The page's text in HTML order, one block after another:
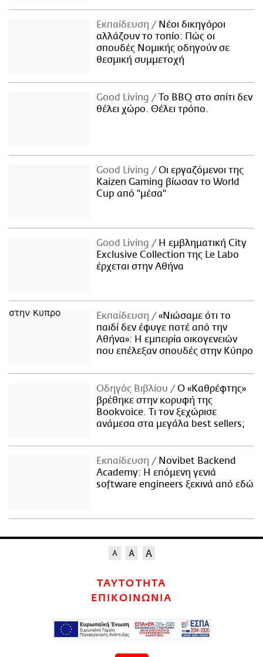
Εκπαίδευση
Νέοι δικηγόροι
αλλάζουν το τοπίο: Πώς οι
σπουδές Νομικής οδηγούν σε
θεσμική συμμετοχή
Good Living
Το BBQ στο σπίτι δεν
θέλει χώρο. Θέλει τρόπο.
Good Living
Οι εργαζόμενοι της
Kaizen Gaming βίωσαν το World
Cup από "μέσα"
Good Living
Η εμβληματική City
Exclusive Collection της Le Labo
έρχεται στην Αθήνα
Εκπαίδευση
«Νιώσαμε ότι το
παιδί δεν έφυγε ποτέ από την
Αθήνα»: Η εμπειρία οικογενειών
που επέλεξαν σπουδές στην Κύπρο
Οδηγός Βιβλίου
Ο «Καθρέφτης»
βρέθηκε στην κορυφή της
Bookvoice. Τι τον ξεχώρισε
ανάμεσα στα μεγάλα best sellers;
Εκπαίδευση
Novibet Backend
Academy: Η επόμενη γενιά
software engineers ξεκινά από εδώ
ΤΑΥΤΟΤΗΤΑ
ΕΠΙΚΟΙΝΩΝΙΑ